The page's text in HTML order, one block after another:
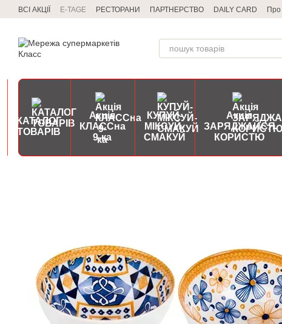
Перейти до основного контенту
ВСІ АКЦІЇ E-TAGE РЕСТОРАНИ ПАРТНЕРСТВО DAILY CARD Про
КАТАЛОГ
ТОВАРІВ
Акція
КЛАССна
9-ка
КУПУЙ-
МІКСУЙ-
СМАКУЙ
Акція
ЗАРЯДЖАЙСЯ
КОРИСТЮ